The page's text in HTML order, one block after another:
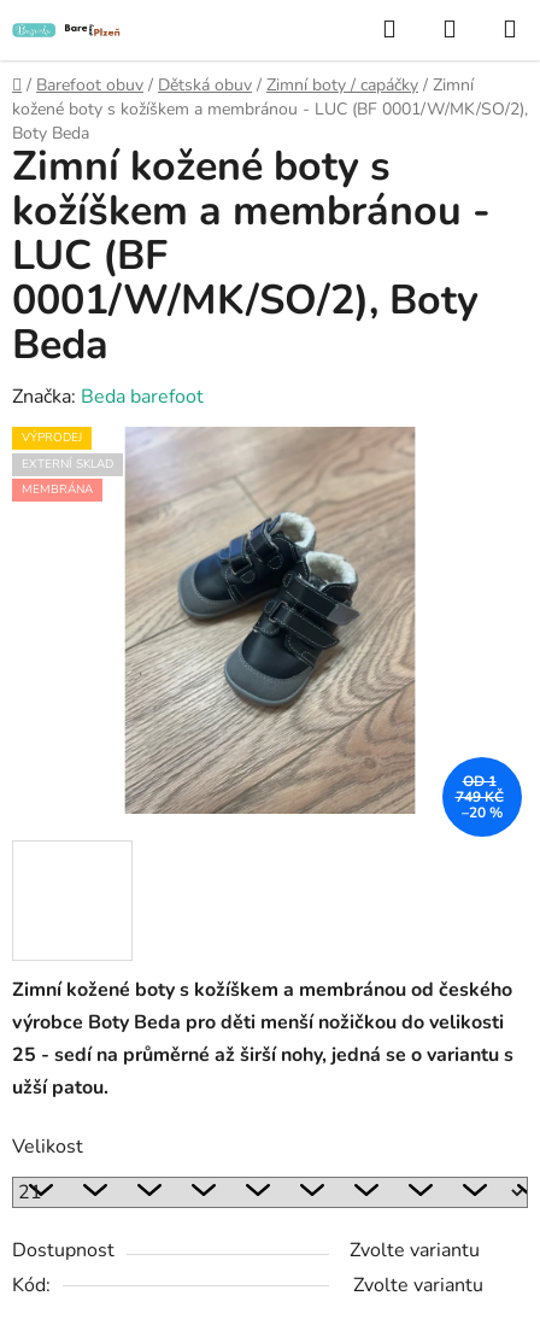
na
obsah
Hledat
KOŠÍK
Domů
/ Barefoot obuv / Dětská obuv / Zimní boty / capáčky / Zimní
kožené boty s kožíškem a membránou - LUC (BF 0001/W/MK/SO/2),
Boty Beda
Zimní kožené boty s kožíškem a membránou od českého
výrobce Boty Beda pro děti menší nožičkou do velikosti
25 - sedí na průměrné až širší nohy, jedná se o variantu s
užší patou.
Velikost
Dostupnost
Zvolte variantu
Kód:
Zvolte variantu
Zimní kožené boty s
kožíškem a membránou -
LUC (BF
0001/W/MK/SO/2), Boty
Beda
Značka: Beda barefoot
VÝPRODEJ
EXTERNÍ SKLAD
MEMBRÁNA
OD 1
749 KČ
–20 %